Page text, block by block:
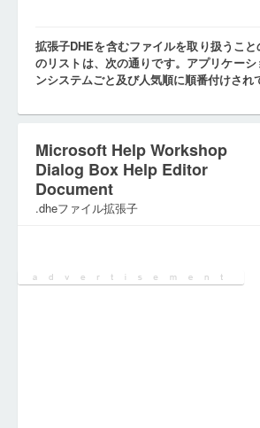
拡張子DHEを含むファイルを取り扱うこ
のリストは、次の通りです。アプリケー
ンシステムごと及び人気順に順番付けされ
Microsoft Help Workshop
Dialog Box Help Editor
Document
.dheファイル拡張子